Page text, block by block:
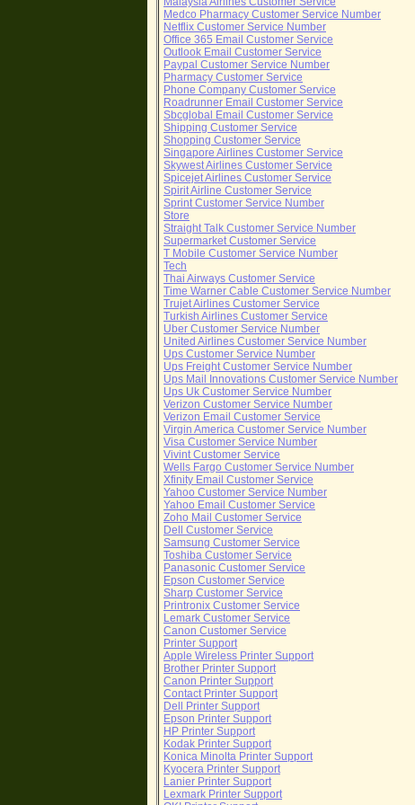
Medco Pharmacy Customer Service Number
Netflix Customer Service Number
Office 365 Email Customer Service
Outlook Email Customer Service
Paypal Customer Service Number
Pharmacy Customer Service
Phone Company Customer Service
Roadrunner Email Customer Service
Sbcglobal Email Customer Service
Shipping Customer Service
Shopping Customer Service
Singapore Airlines Customer Service
Skywest Airlines Customer Service
Spicejet Airlines Customer Service
Spirit Airline Customer Service
Sprint Customer Service Number
Store
Straight Talk Customer Service Number
Supermarket Customer Service
T Mobile Customer Service Number
Tech
Thai Airways Customer Service
Time Warner Cable Customer Service Number
Trujet Airlines Customer Service
Turkish Airlines Customer Service
Uber Customer Service Number
United Airlines Customer Service Number
Ups Customer Service Number
Ups Freight Customer Service Number
Ups Mail Innovations Customer Service Number
Ups Uk Customer Service Number
Verizon Customer Service Number
Verizon Email Customer Service
Virgin America Customer Service Number
Visa Customer Service Number
Vivint Customer Service
Wells Fargo Customer Service Number
Xfinity Email Customer Service
Yahoo Customer Service Number
Yahoo Email Customer Service
Zoho Mail Customer Service
Dell Customer Service
Samsung Customer Service
Toshiba Customer Service
Panasonic Customer Service
Epson Customer Service
Sharp Customer Service
Printronix Customer Service
Lemark Customer Service
Canon Customer Service
Printer Support
Apple Wireless Printer Support
Brother Printer Support
Canon Printer Support
Contact Printer Support
Dell Printer Support
Epson Printer Support
HP Printer Support
Kodak Printer Support
Konica Minolta Printer Support
Kyocera Printer Support
Lanier Printer Support
Lexmark Printer Support